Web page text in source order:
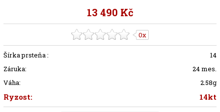
13 490 Kč
0x
Šírka prsteňa :
14
Záruka:
24 mes.
Váha:
2.58g
Ryzost: 14kt